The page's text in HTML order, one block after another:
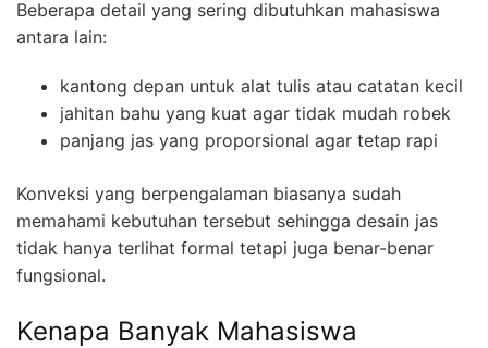
Beberapa detail yang sering dibutuhkan mahasiswa
antara lain:
kantong depan untuk alat tulis atau catatan kecil
jahitan bahu yang kuat agar tidak mudah robek
panjang jas yang proporsional agar tetap rapi
Konveksi yang berpengalaman biasanya sudah
memahami kebutuhan tersebut sehingga desain jas
tidak hanya terlihat formal tetapi juga benar-benar
fungsional.
Kenapa Banyak Mahasiswa